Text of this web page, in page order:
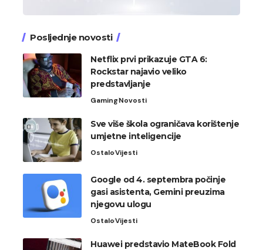
Posljednje novosti
Netflix prvi prikazuje GTA 6:
Rockstar najavio veliko
predstavljanje
GamingNovosti
Sve više škola ograničava korištenje
umjetne inteligencije
OstaloVijesti
Google od 4. septembra počinje
gasi asistenta, Gemini preuzima
njegovu ulogu
OstaloVijesti
Huawei predstavio MateBook Fold